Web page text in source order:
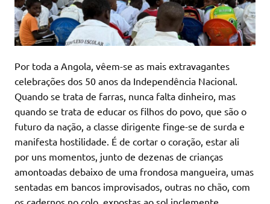
Por toda a Angola, vêem-se as mais extravagantes
celebrações dos 50 anos da Independência Nacional.
Quando se trata de farras, nunca falta dinheiro, mas
quando se trata de educar os filhos do povo, que são o
futuro da nação, a classe dirigente finge-se de surda e
manifesta hostilidade. É de cortar o coração, estar ali
por uns momentos, junto de dezenas de crianças
amontoadas debaixo de uma frondosa mangueira, umas
sentadas em bancos improvisados, outras no chão, com
os cadernos no colo, expostas ao sol inclemente.